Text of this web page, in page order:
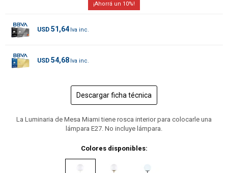
10
USD 51,64
USD 54,68
Descargar ficha técnica
La Luminaria de Mesa Miami tiene rosca interior para colocarle una
lámpara E27. No incluye lámpara.
Colores disponibles: